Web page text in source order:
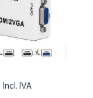
Incl. IVA